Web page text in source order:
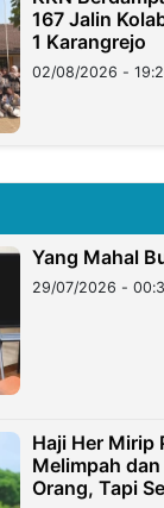
167 Jalin
1 Karangrejo
02/08/2026 -
Yang Mahal
29/07/2026 -
Haji Her Mirip
Melimpah
Orang, Tapi